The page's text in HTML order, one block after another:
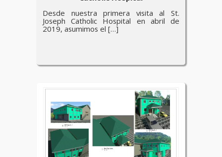
Desde nuestra primera visita al St.
Joseph Catholic Hospital en abril de
2019, asumimos el […]